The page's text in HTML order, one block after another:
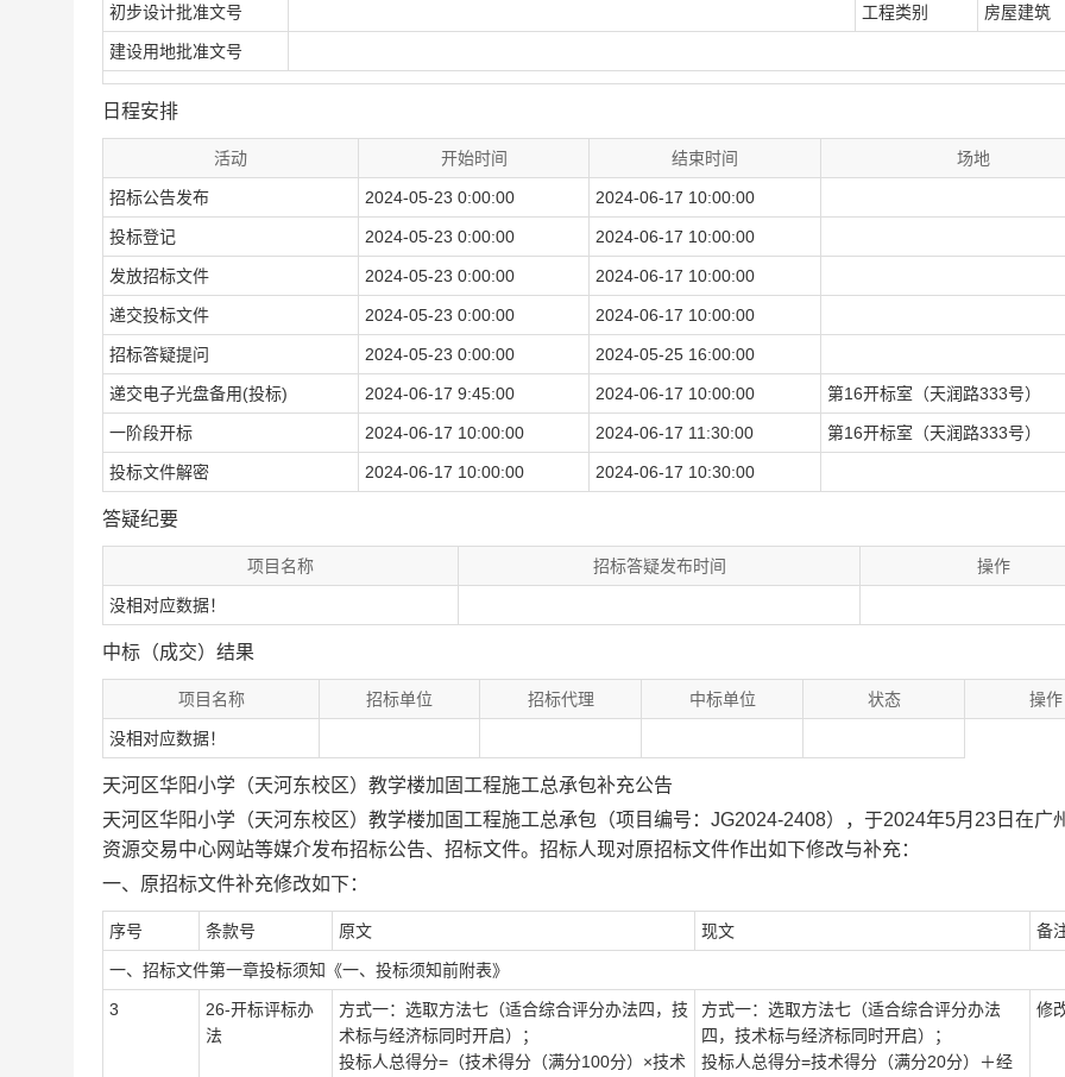
初步设计批准文号 工程类别 房屋建筑
建设用地批准文号
日程安排
活动 开始时间 结束时间 场地
招标公告发布 2024-05-23 0:00:00 2024-06-17 10:00:00
投标登记 2024-05-23 0:00:00 2024-06-17 10:00:00
发放招标文件 2024-05-23 0:00:00 2024-06-17 10:00:00
递交投标文件 2024-05-23 0:00:00 2024-06-17 10:00:00
招标答疑提问 2024-05-23 0:00:00 2024-05-25 16:00:00
递交电子光盘备用(投标) 2024-06-17 9:45:00 2024-06-17 10:00:00 第16开标室（天润路333号）
一阶段开标 2024-06-17 10:00:00 2024-06-17 11:30:00 第16开标室（天润路333号）
投标文件解密 2024-06-17 10:00:00 2024-06-17 10:30:00
答疑纪要
项目名称 招标答疑发布时间 操作
没相对应数据！
中标（成交）结果
项目名称 招标单位 招标代理 中标单位 状态 操作
没相对应数据！
天河区华阳小学（天河东校区）教学楼加固工程施工总承包补充公告
天河区华阳小学（天河东校区）教学楼加固工程施工总承包（项目编号： JG2024-2408），于2024年5月 23 日在广
资源交易中心网站等媒介发布招标公告、招标文件。招标人现对原招标文件作出如下修改与补充：
一、原招标文件补充修改如下：
序号 条款号 原文 现文 备
一、招标文件第一章投标须知《一、投标须知前附表》
3 26-开标评标办
法
方式一：选取方法七（适合综合评分办法四，技
术标与经济标同时开启）；
投标人总得分=（技术得分（满分100分）×技术
方式一：选取方法七（适合综合评分办法
四，技术标与经济标同时开启）；
投标人总得分=技术得分（满分20分）
＋经
修